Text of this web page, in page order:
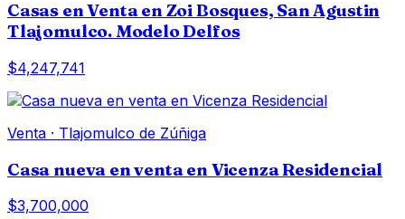
Casas en Venta en Zoi Bosques, San Agustin
Tlajomulco. Modelo Delfos
$4,247,741
Venta · Tlajomulco de Zúñiga
Casa nueva en venta en Vicenza Residencial
$3,700,000